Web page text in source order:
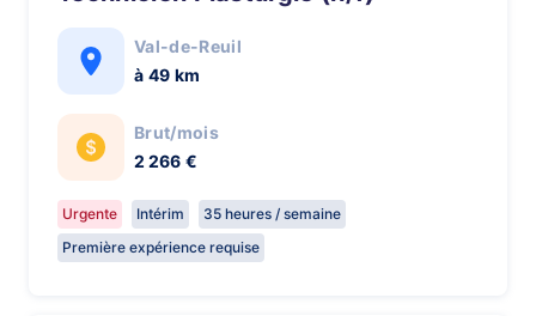
Val-de-Reuil
à 49 km
Brut/mois
2 266 €
Urgente Intérim
35 heures / semaine
Première expérience requise